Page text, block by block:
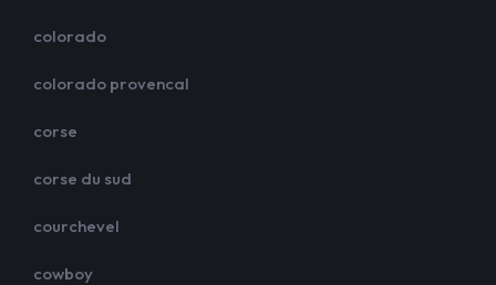
colorado
colorado provencal
corse
corse du sud
courchevel
cowboy